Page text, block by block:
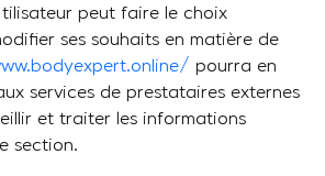
peut faire le choix
ses souhaits en matière de
pourra en
services de prestataires externes
et traiter les informations
section.